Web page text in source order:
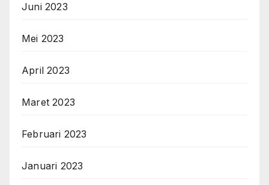
Juni 2023
Mei 2023
April 2023
Maret 2023
Februari 2023
Januari 2023